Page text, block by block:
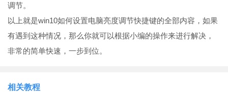
调节。
以上就是win10如何设置电脑亮度调节快捷键的全部内容，如果
有遇到这种情况，那么你就可以根据小编的操作来进行解决，
非常的简单快速，一步到位。
相关教程